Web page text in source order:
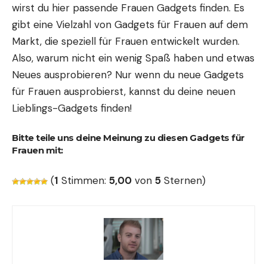
wirst du hier passende Frauen Gadgets finden. Es
gibt eine Vielzahl von Gadgets für Frauen auf dem
Markt, die speziell für Frauen entwickelt wurden.
Also, warum nicht ein wenig Spaß haben und etwas
Neues ausprobieren? Nur wenn du neue Gadgets
für Frauen ausprobierst, kannst du deine neuen
Lieblings-Gadgets finden!
Bitte teile uns deine Meinung zu diesen Gadgets für
Frauen mit:
(1 Stimmen: 5,00 von 5 Sternen)